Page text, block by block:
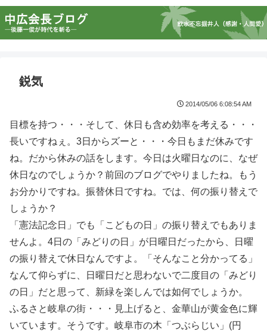
鋭気
2014/05/06 6:08:54 AM
目標を持つ・・・そして、休日も含め効率を考える・・・
長いですねぇ。3日からズーと・・・今日もまだ休みです
ね。だから休みの話をします。今日は火曜日なのに、なぜ
休日なのでしょうか？前回のブログでやりましたね。もう
お分かりですね。振替休日ですね。では、何の振り替えで
しょうか？
「憲法記念日」でも「こどもの日」の振り替えでもありま
せんよ。4日の「みどりの日」が日曜日だったから、日曜
の振り替えで休日なんですよ。「そんなこと分かってる」
なんて仰らずに、日曜日だと思わないで二度目の「みどり
の日」だと思って、新緑を楽しんでは如何でしょうか。
ふるさと岐阜の街・・・見上げると、金華山が黄金色に輝
いています。そうです。岐阜市の木「つぶらじい」(円